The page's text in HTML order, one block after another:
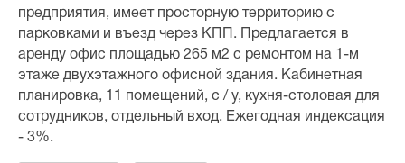
предприятия, имеет просторную территорию с
парковками и въезд через КПП. Предлагается в
аренду офис площадью 265 м2 с ремонтом на 1-м
этаже двухэтажного офисной здания. Кабинетная
планировка, 11 помещений, с / у, кухня-столовая для
сотрудников, отдельный вход. Ежегодная индексация
- 3%.